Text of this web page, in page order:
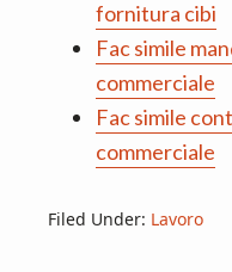
fornitura cibi​
Fac simile
commerciale
Fac simile
commerciale
Filed Under: Lavoro